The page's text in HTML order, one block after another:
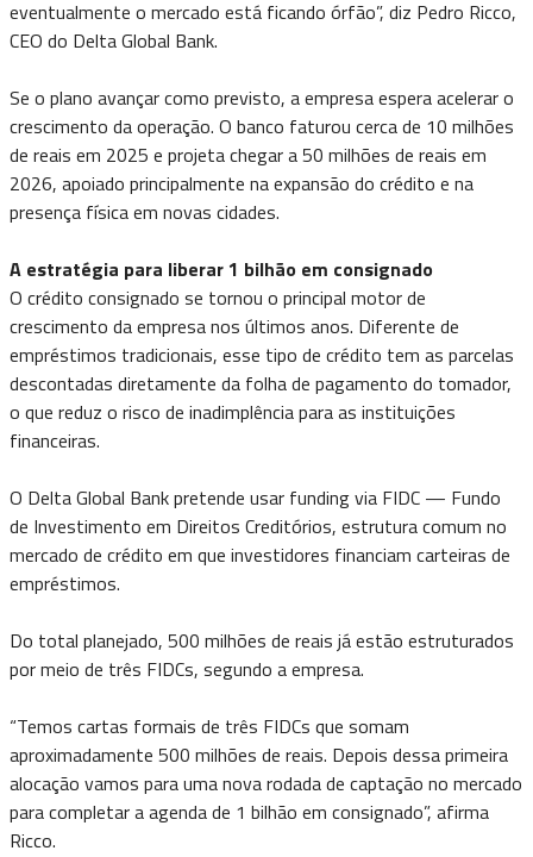
eventualmente o mercado está ficando órfão”, diz Pedro Ricco,
CEO do Delta Global Bank.
Se o plano avançar como previsto, a empresa espera acelerar o
crescimento da operação. O banco faturou cerca de 10 milhões
de reais em 2025 e projeta chegar a 50 milhões de reais em
2026, apoiado principalmente na expansão do crédito e na
presença física em novas cidades.
A estratégia para liberar 1 bilhão em consignado
O crédito consignado se tornou o principal motor de
crescimento da empresa nos últimos anos. Diferente de
empréstimos tradicionais, esse tipo de crédito tem as parcelas
descontadas diretamente da folha de pagamento do tomador,
o que reduz o risco de inadimplência para as instituições
financeiras.
O Delta Global Bank pretende usar funding via FIDC — Fundo
de Investimento em Direitos Creditórios, estrutura comum no
mercado de crédito em que investidores financiam carteiras de
empréstimos.
Do total planejado, 500 milhões de reais já estão estruturados
por meio de três FIDCs, segundo a empresa.
“Temos cartas formais de três FIDCs que somam
aproximadamente 500 milhões de reais. Depois dessa primeira
alocação vamos para uma nova rodada de captação no mercado
para completar a agenda de 1 bilhão em consignado”, afirma
Ricco.